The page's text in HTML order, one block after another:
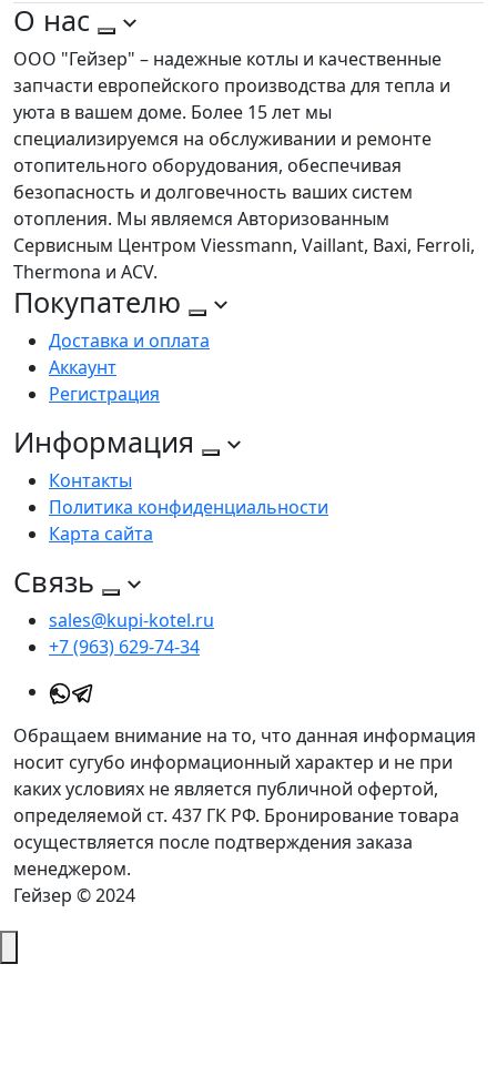
О нас
ООО "Гейзер" – надежные котлы и качественные
запчасти европейского производства для тепла и
уюта в вашем доме. Более 15 лет мы
специализируемся на обслуживании и ремонте
отопительного оборудования, обеспечивая
безопасность и долговечность ваших систем
отопления. Мы являемся Авторизованным
Сервисным Центром Viessmann, Vaillant, Baxi, Ferroli,
Thermona и ACV.
Покупателю
Доставка и оплата
Аккаунт
Регистрация
Информация
Контакты
Политика конфиденциальности
Карта сайта
Связь
sales@kupi-kotel.ru
+7 (963) 629-74-34
Обращаем внимание на то, что данная информация
носит сугубо информационный характер и не при
каких условиях не является публичной офертой,
определяемой ст. 437 ГК РФ. Бронирование товара
осуществляется после подтверждения заказа
менеджером.
Гейзер © 2024